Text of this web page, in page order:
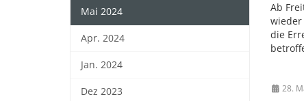
Mai 2024
Apr. 2024
Jan. 2024
Dez 2023
Ab
wieder
die
28.